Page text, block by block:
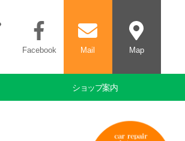
Map
Mail
Facebook
ショップ案内